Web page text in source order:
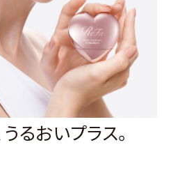
るおいプラス。